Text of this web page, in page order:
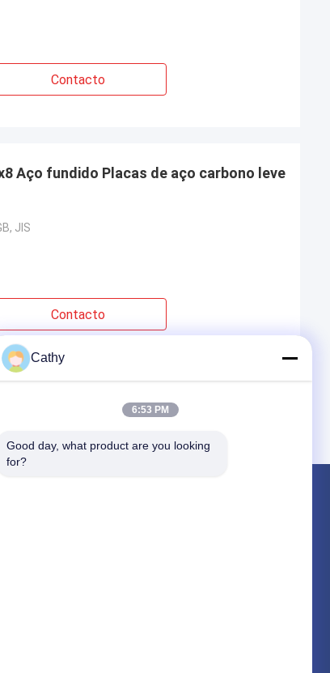
Contacto
Aço fundido Placas de aço carbono leve
JIS
Contacto
Cathy
6:53 PM
Good day, what product are you looking
for?